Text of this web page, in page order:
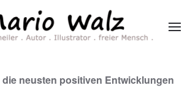
springen
neusten positiven Entwicklungen